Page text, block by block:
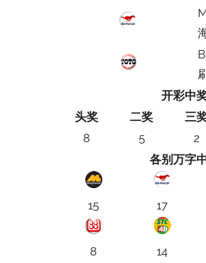
刷
开彩中
头奖
二奖 三
8
5 2
各别万字
15 17
8 14